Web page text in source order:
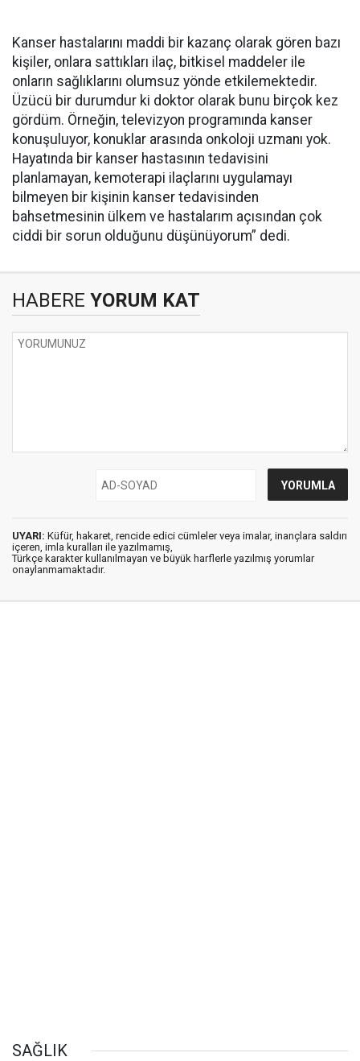
Kanser hastalarını maddi bir kazanç olarak gören bazı
kişiler, onlara sattıkları ilaç, bitkisel maddeler ile
onların sağlıklarını olumsuz yönde etkilemektedir.
Üzücü bir durumdur ki doktor olarak bunu birçok kez
gördüm. Örneğin, televizyon programında kanser
konuşuluyor, konuklar arasında onkoloji uzmanı yok.
Hayatında bir kanser hastasının tedavisini
planlamayan, kemoterapi ilaçlarını uygulamayı
bilmeyen bir kişinin kanser tedavisinden
bahsetmesinin ülkem ve hastalarım açısından çok
ciddi bir sorun olduğunu düşünüyorum” dedi.
HABERE YORUM KAT
UYARI: Küfür, hakaret, rencide edici cümleler veya imalar, inançlara saldırı
içeren, imla kuralları ile yazılmamış,
Türkçe karakter kullanılmayan ve büyük harflerle yazılmış yorumlar
onaylanmamaktadır.
SAĞLIK